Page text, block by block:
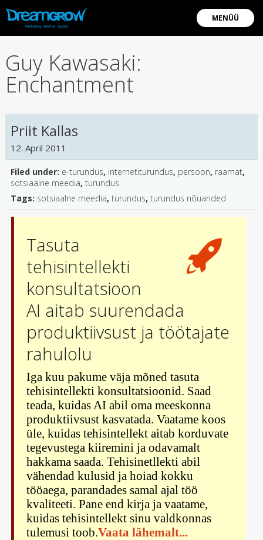
MENÜÜ
Guy Kawasaki:
Enchantment
Priit Kallas
12. April 2011
Filed under: e-turundus, internetiturundus, persoon, raamat,
sotsiaalne meedia, turundus
Tags: sotsiaalne meedia, turundus, turundus nõuanded
Tasuta
tehisintellekti
konsultatsioon
AI aitab suurendada
produktiivsust ja töötajate
rahulolu
Iga kuu pakume väja mõned tasuta
tehisintellekti konsultatsioonid. Saad
teada, kuidas AI abil oma meeskonna
produktiivsust kasvatada. Vaatame koos
üle, kuidas tehisintellekt aitab korduvate
tegevustega kiiremini ja odavamalt
hakkama saada. Tehisinetllekti abil
vähendad kulusid ja hoiad kokku
tööaega, parandades samal ajal töö
kvaliteeti. Pane end kirja ja vaatame,
kuidas tehisintellekt sinu valdkonnas
tulemusi toob.Vaata lähemalt...